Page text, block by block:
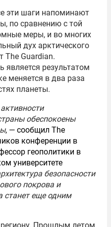
эти шаги напоминают
по сравнению с той
меры, и во многих
дух арктического
The Guardian.
результатом
меняется в два раза
планеты.
обеспокоены
, — сообщил The
конференции в
геополитики в
университете
безопасности
покрова и
станет еще одним